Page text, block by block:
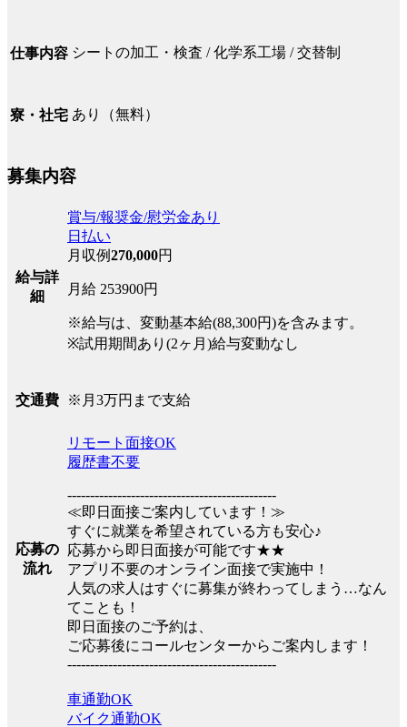
仕事内容 シートの加工・検査 / 化学系工場 / 交替制
寮・社宅 あり（無料）
募集内容
給与詳
細
賞与/報奨金/慰労金あり
日払い
月収例270,000円
月給 253900円
※給与は、変動基本給(88,300円)を含みます。
※試用期間あり(2ヶ月)給与変動なし
交通費 ※月3万円まで支給
応募の
流れ
リモート面接OK
履歴書不要
----------------------------------------------
≪即日面接ご案内しています！≫
すぐに就業を希望されている方も安心♪
応募から即日面接が可能です★★
アプリ不要のオンライン面接で実施中！
人気の求人はすぐに募集が終わってしまう…なん
てことも！
即日面接のご予約は、
ご応募後にコールセンターからご案内します！
----------------------------------------------
車通勤OK
バイク通勤OK